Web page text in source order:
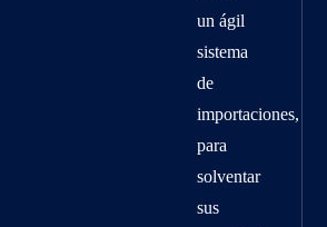
un ágil
sistema
de
importaciones,
para
solventar
sus